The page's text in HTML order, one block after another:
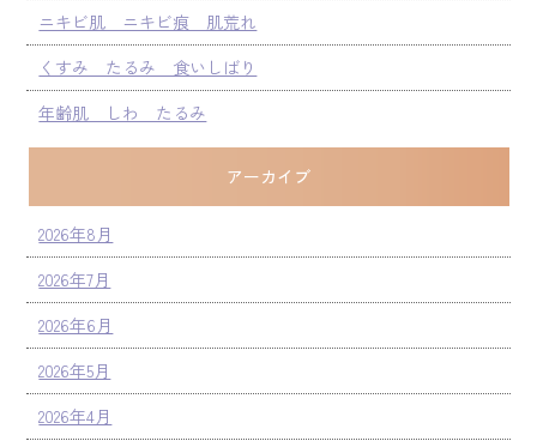
ニキビ肌 ニキビ痕 肌荒れ
くすみ たるみ 食いしばり
年齢肌 しわ たるみ
アーカイブ
2026年8月
2026年7月
2026年6月
2026年5月
2026年4月